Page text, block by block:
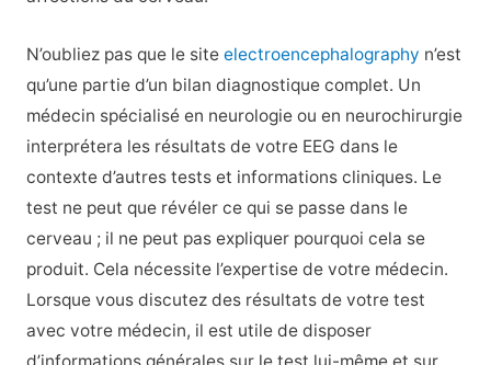
N’oubliez pas que le site electroencephalography n’est
qu’une partie d’un bilan diagnostique complet. Un
médecin spécialisé en neurologie ou en neurochirurgie
interprétera les résultats de votre EEG dans le
contexte d’autres tests et informations cliniques. Le
test ne peut que révéler ce qui se passe dans le
cerveau ; il ne peut pas expliquer pourquoi cela se
produit. Cela nécessite l’expertise de votre médecin.
Lorsque vous discutez des résultats de votre test
avec votre médecin, il est utile de disposer
d’informations générales sur le test lui-même et sur